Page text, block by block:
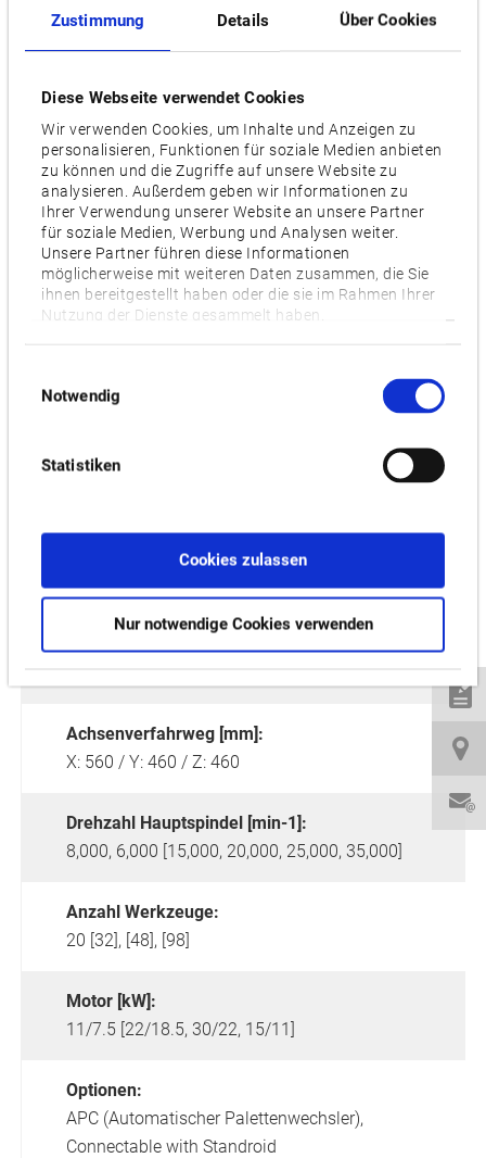
Zustimmung Details Über Cookies
Diese Webseite verwendet Cookies
Wir verwenden Cookies, um Inhalte und Anzeigen zu
personalisieren, Funktionen für soziale Medien anbieten
zu können und die Zugriffe auf unsere Website zu
analysieren. Außerdem geben wir Informationen zu
Ihrer Verwendung unserer Website an unsere Partner
für soziale Medien, Werbung und Analysen weiter.
Unsere Partner führen diese Informationen
möglicherweise mit weiteren Daten zusammen, die Sie
ihnen bereitgestellt haben oder die sie im Rahmen Ihrer
Nutzung der Dienste gesammelt haben.
Notwendig
Statistiken
Cookies zulassen
Nur notwendige Cookies verwenden
Eilgänge [m/min]
X: 42 / Y: 42 / Z: 32
Stellfläche [mm]
4,500 x 2,970
Videos / Downloads
ZUGEHÖRIGE PRODUKTE:
Achsenverfahrweg [mm]:
X: 560 / Y: 460 / Z: 460
Drehzahl Hauptspindel [min-1]:
8,000, 6,000 [15,000, 20,000, 25,000, 35,000]
Anzahl Werkzeuge:
20 [32], [48], [98]
Motor [kW]:
11/7.5 [22/18.5, 30/22, 15/11]
Optionen:
APC (Automatischer Palettenwechsler),
Connectable with Standroid